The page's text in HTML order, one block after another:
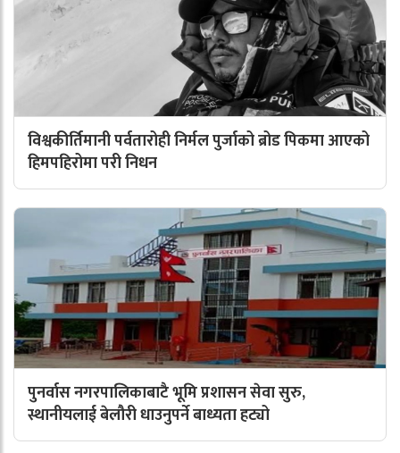
विश्वकीर्तिमानी पर्वतारोही निर्मल पुर्जाको ब्रोड पिकमा आएको
हिमपहिरोमा परी निधन
पुनर्वास नगरपालिकाबाटै भूमि प्रशासन सेवा सुरु,
स्थानीयलाई बेलौरी धाउनुपर्ने बाध्यता हट्यो